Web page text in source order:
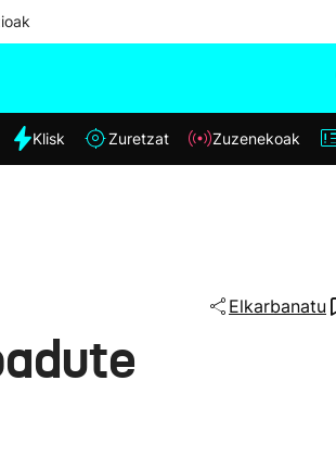
Klisk Zuretzat Zuzenekoak
Elkarbanatu